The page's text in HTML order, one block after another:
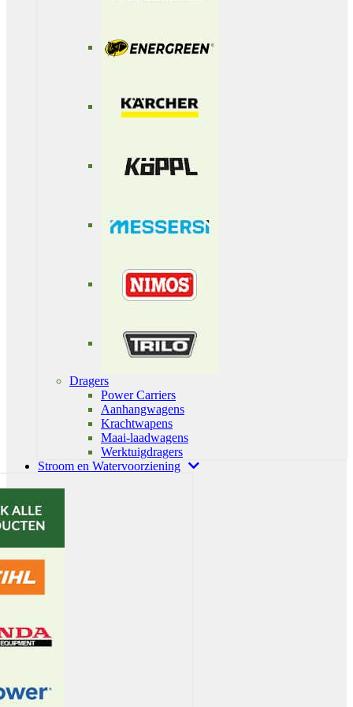
Dragers
Power Carriers
Aanhangwagens
Krachtwapens
Maai-laadwagens
Werktuigdragers
Stroom en Watervoorziening